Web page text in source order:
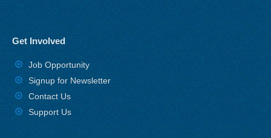
Get Involved
Job Opportunity
Signup for Newsletter
Contact Us
Support Us